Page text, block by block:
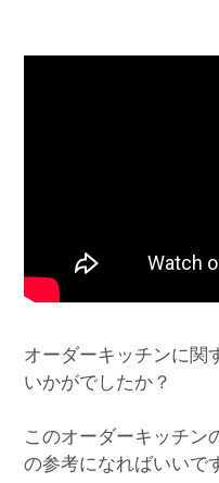
オーダーキッチンに関
いかがでしたか？
このオーダーキッチン
の参考になればいいで